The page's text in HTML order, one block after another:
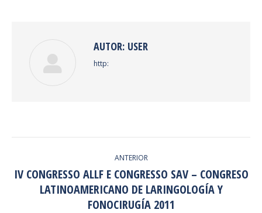
AUTOR: USER
http:
DE
POST:
ANTERIOR
Post
anterior:
IV CONGRESSO ALLF E CONGRESSO SAV – CONGRESO
LATINOAMERICANO DE LARINGOLOGÍA Y
FONOCIRUGÍA 2011